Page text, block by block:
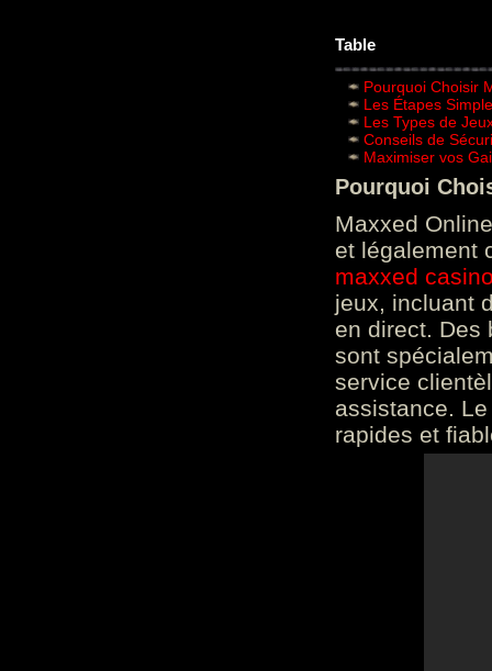
Table
Pourquoi Choisir
Les Étapes
Les Types de
Conseils de
Maximiser vos
Pourquoi
Maxxed
et légalement
maxxed
jeux, incluant
en direct. Des
sont
service
assistance.
rapides et